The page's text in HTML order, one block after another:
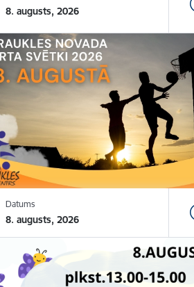
8. augusts, 2026
Datums
8. augusts, 2026